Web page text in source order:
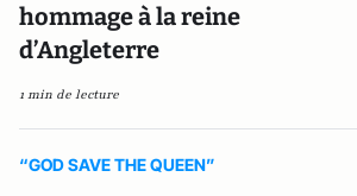
hommage à la reine
d’Angleterre
1 min de lecture
“GOD SAVE THE QUEEN”